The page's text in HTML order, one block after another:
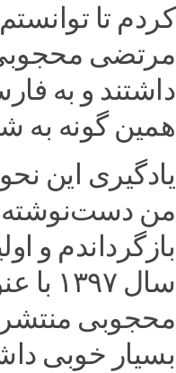
کردم تا
مرتضی
داشتند و به
همین گونه به
یادگیری این
من
بازگرداندم و
سال
محجوبی منتشر
بسیار خوبی